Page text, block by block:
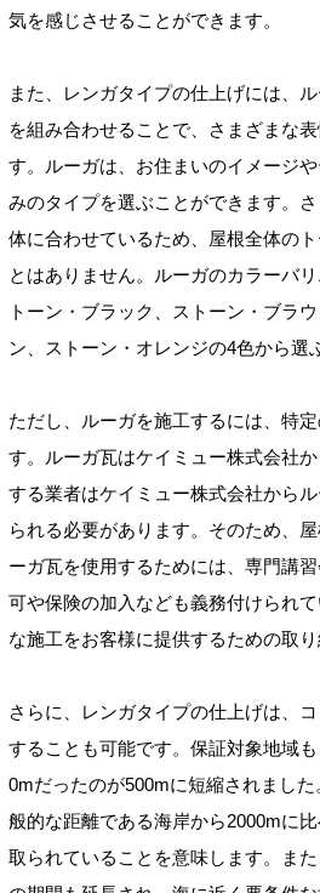
気を感じさせることができます。
また、レンガタイプの仕上げには、
を組み合わせることで、さまざまな
す。ルーガは、お住まいのイメージ
みのタイプを選ぶことができます。
体に合わせているため、屋根全体の
とはありません。ルーガのカラーバ
トーン・ブラック、ストーン・ブラ
ン、ストーン・オレンジの4色から選
ただし、ルーガを施工するには、特
す。ルーガ瓦はケイミュー株式会社
する業者はケイミュー株式会社から
られる必要があります。そのため、
ーガ瓦を使用するためには、専門講
可や保険の加入なども義務付けられ
な施工をお客様に提供するための取り
さらに、レンガタイプの仕上げは、
することも可能です。保証対象地域
0mだったのが500mに短縮されまし
般的な距離である海岸から2000mに
取られていることを意味します。ま